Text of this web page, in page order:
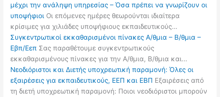
μέχρι την ανάληψη υπηρεσίας – Όσα πρέπει να γνωρίζουν οι
υποψήφιοι Οι επόμενες ημέρες θεωρούνται ιδιαίτερα
κρίσιμες για χιλιάδες υποψήφιους εκπαιδευτικούς…
Συγκεντρωτικοί εκκαθαρισμένοι πίνακες Α/θμια – Β/θμια –
Εβπ/Εεπ Σας παραθέτουμε συγκεντρωτικούς
εκκαθαρισμένους πίνακες για την Α/θμια, Β/θμια και…
Νεοδιόριστοι και Διετής υποχρεωτική παραμονή: Όλες οι
εξαιρέσεις για εκπαιδευτικούς, ΕΕΠ και ΕΒΠ Εξαιρέσεις από
τη διετή υποχρεωτική παραμονή: Ποιοι νεοδιόριστοι μπορούν